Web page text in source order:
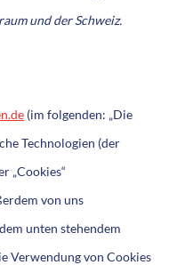
und der Schweiz.
(im folgenden: „Die
Technologien (der
„Cookies“
von uns
unten stehendem
Verwendung von Cookies